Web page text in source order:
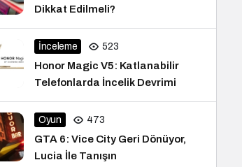
Dikkat Edilmeli?
İnceleme 523
Honor Magic V5: Katlanabilir
Telefonlarda İncelik Devrimi
Oyun 473
GTA 6: Vice City Geri Dönüyor,
Lucia İle Tanışın